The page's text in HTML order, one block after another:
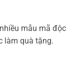
mẫu mã độc
làm quà tặng.